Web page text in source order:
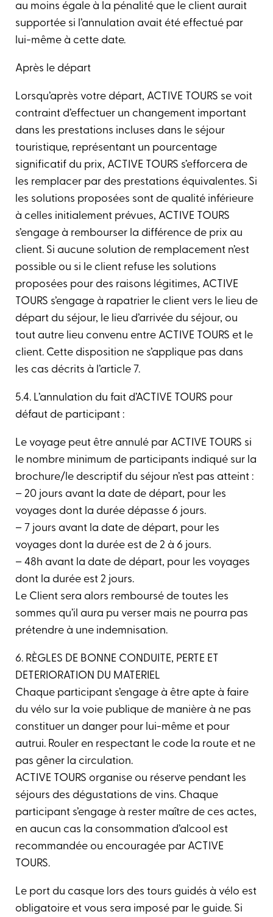
au moins égale à la pénalité que le client aurait
supportée si l’annulation avait été effectué par
lui-même à cette date.
Après le départ
Lorsqu’après votre départ, ACTIVE TOURS se voit
contraint d’effectuer un changement important
dans les prestations incluses dans le séjour
touristique, représentant un pourcentage
significatif du prix, ACTIVE TOURS s’efforcera de
les remplacer par des prestations équivalentes. Si
les solutions proposées sont de qualité inférieure
à celles initialement prévues, ACTIVE TOURS
s’engage à rembourser la différence de prix au
client. Si aucune solution de remplacement n’est
possible ou si le client refuse les solutions
proposées pour des raisons légitimes, ACTIVE
TOURS s’engage à rapatrier le client vers le lieu de
départ du séjour, le lieu d’arrivée du séjour, ou
tout autre lieu convenu entre ACTIVE TOURS et le
client. Cette disposition ne s’applique pas dans
les cas décrits à l’article 7.
5.4. L’annulation du fait d’ACTIVE TOURS pour
défaut de participant :
Le voyage peut être annulé par ACTIVE TOURS si
le nombre minimum de participants indiqué sur la
brochure/le descriptif du séjour n’est pas atteint :
– 20 jours avant la date de départ, pour les
voyages dont la durée dépasse 6 jours.
– 7 jours avant la date de départ, pour les
voyages dont la durée est de 2 à 6 jours.
– 48h avant la date de départ, pour les voyages
dont la durée est 2 jours.
Le Client sera alors remboursé de toutes les
sommes qu’il aura pu verser mais ne pourra pas
prétendre à une indemnisation.
6. RÈGLES DE BONNE CONDUITE, PERTE ET
DETERIORATION DU MATERIEL
Chaque participant s’engage à être apte à faire
du vélo sur la voie publique de manière à ne pas
constituer un danger pour lui-même et pour
autrui. Rouler en respectant le code la route et ne
pas gêner la circulation.
ACTIVE TOURS organise ou réserve pendant les
séjours des dégustations de vins. Chaque
participant s’engage à rester maître de ces actes,
en aucun cas la consommation d’alcool est
recommandée ou encouragée par ACTIVE
TOURS.
Le port du casque lors des tours guidés à vélo est
obligatoire et vous sera imposé par le guide. Si